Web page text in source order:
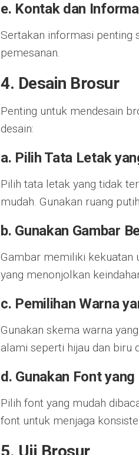
e. Kontak dan
Sertakan informasi penting
pemesanan.
4. Desain Brosur
Penting untuk mendesain
desain:
a. Pilih Tata Letak
Pilih tata letak yang tidak
mudah. Gunakan ruang
b. Gunakan Gambar
Gambar memiliki kekuatan
yang menonjolkan
c. Pemilihan Warna
Gunakan skema warna
alami seperti hijau dan biru
d. Gunakan Font
Pilih font yang mudah
font untuk menjaga